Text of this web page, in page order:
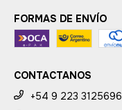
FORMAS DE ENVÍO
CONTACTANOS
+54 9 223 3125696